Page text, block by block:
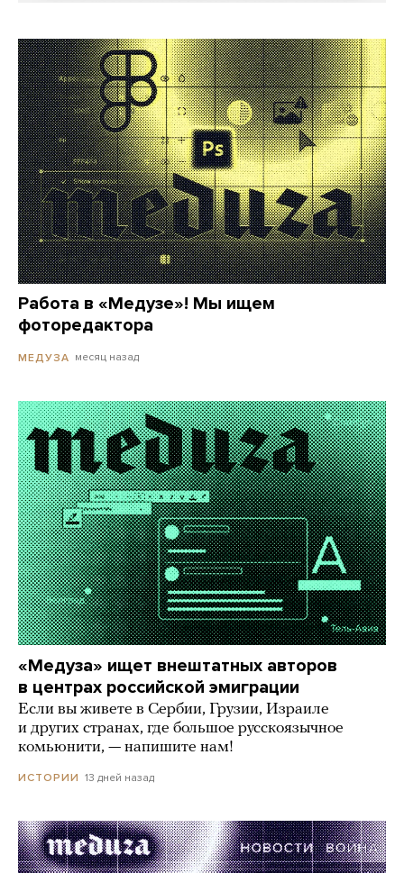
Работа в «Медузе»! Мы ищем
фоторедактора
МЕДУЗА месяц назад
«Медуза» ищет внештатных авторов
в центрах российской эмиграции
Если вы живете в Сербии, Грузии, Израиле
и других странах, где большое русскоязычное
комьюнити, — напишите нам!
ИСТОРИИ 13 дней назад